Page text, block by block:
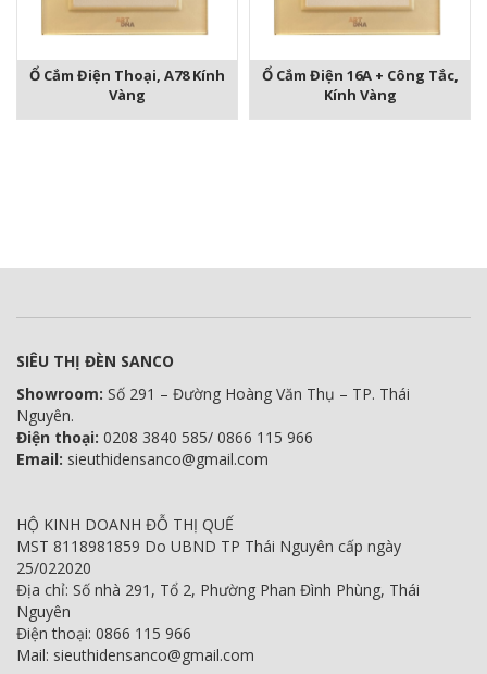
Ổ Cắm Điện Thoại, A78 Kính
Vàng
Ổ Cắm Điện 16A + Công Tắc,
Kính Vàng
SIÊU THỊ ĐÈN SANCO
Showroom: Số 291 – Đường Hoàng Văn Thụ – TP. Thái
Nguyên.
Điện thoại: 0208 3840 585/ 0866 115 966
Email: sieuthidensanco@gmail.com
HỘ KINH DOANH ĐỖ THỊ QUẾ
MST 8118981859 Do UBND TP Thái Nguyên cấp ngày
25/022020
Địa chỉ: Số nhà 291, Tổ 2, Phường Phan Đình Phùng, Thái
Nguyên
Điện thoại: 0866 115 966
Mail: sieuthidensanco@gmail.com